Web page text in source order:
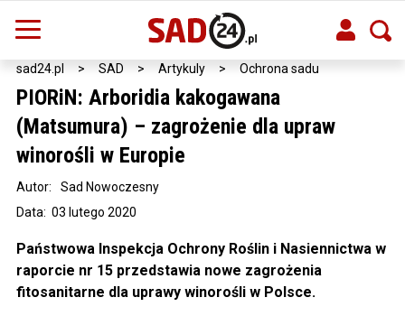
sad24.pl > SAD > Artykuly > Ochrona sadu
PIORiN: Arboridia kakogawana
(Matsumura) – zagrożenie dla upraw
winorośli w Europie
Data: 03 lutego 2020
Autor: Sad Nowoczesny
Państwowa Inspekcja Ochrony Roślin i Nasiennictwa w
raporcie nr 15 przedstawia nowe zagrożenia
fitosanitarne dla uprawy winorośli w Polsce.